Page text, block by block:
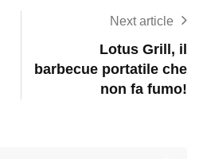
Next article
Lotus Grill, il
barbecue portatile che
non fa fumo!